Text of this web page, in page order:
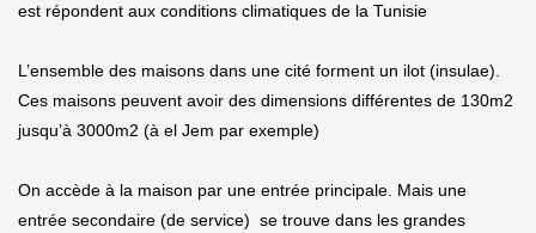
est répondent aux conditions climatiques de la Tunisie
L’ensemble des maisons dans une cité forment un ilot (insulae).
Ces maisons peuvent avoir des dimensions différentes de 130m2
jusqu’à 3000m2 (à el Jem par exemple)
On accède à la maison par une entrée principale. Mais une
entrée secondaire (de service) se trouve dans les grandes